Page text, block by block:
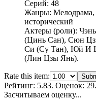
Серий: 48
Жанры: Мелодрама,
исторический
Актеры (роли):
(Цинь Сан), Сюн
Си (Су Тан), Юй И
(Лин Цзы Янь).
Rate this item:
Рейтинг: 5.83. Оценок: 29.
Засчитываем оценку...